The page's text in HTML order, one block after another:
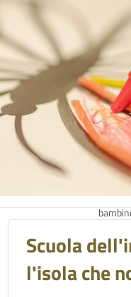
Scuola
l'isola che